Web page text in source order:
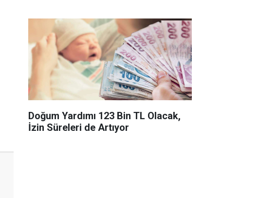
Doğum Yardımı 123 Bin TL Olacak,
İzin Süreleri de Artıyor